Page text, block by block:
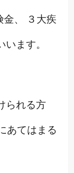
、 ３大疾
ます。
られる方
あてはまる